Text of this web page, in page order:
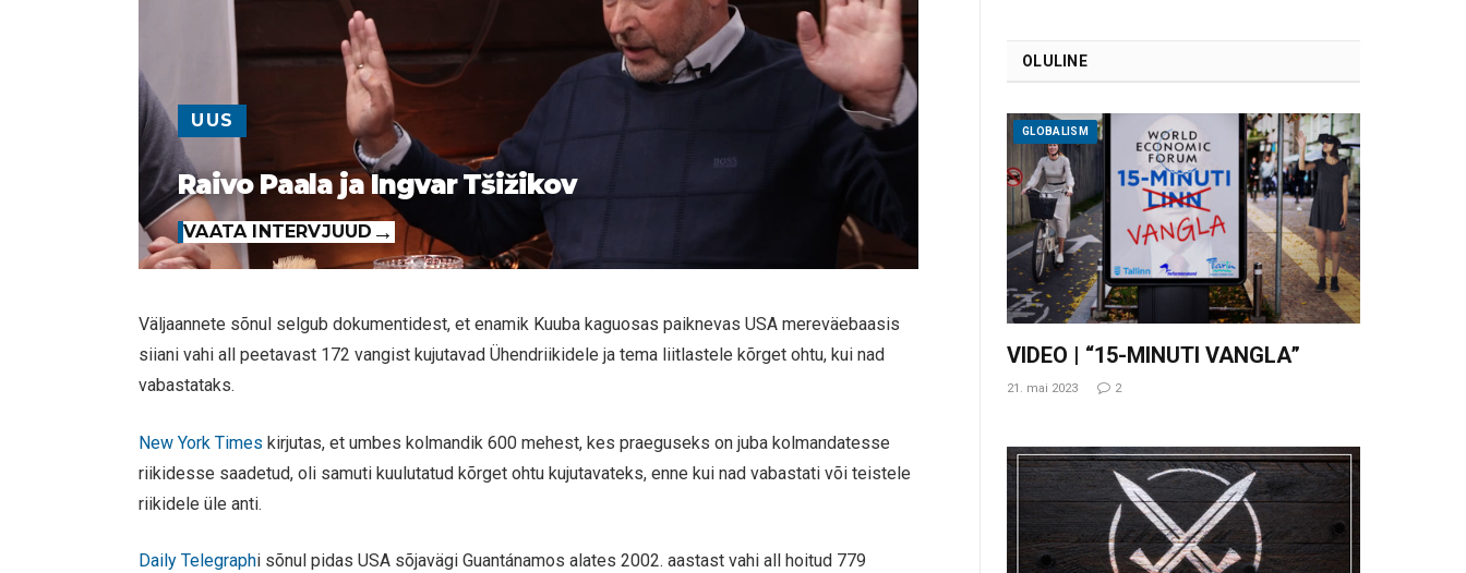
UUS
Raivo Paala ja Ingvar Tšižikov
VAATA INTERVJUUD
Väljaannete sõnul selgub dokumentidest, et enamik Kuuba kaguosas paiknevas USA mereväebaasis
siiani vahi all peetavast 172 vangist kujutavad Ühendriikidele ja tema liitlastele kõrget ohtu, kui nad
vabastataks.
New York Times kirjutas, et umbes kolmandik 600 mehest, kes praeguseks on juba kolmandatesse
riikidesse saadetud, oli samuti kuulutatud kõrget ohtu kujutavateks, enne kui nad vabastati või teistele
riikidele üle anti.
Daily Telegraphi sõnul pidas USA sõjavägi Guantánamos alates 2002. aastast vahi all hoitud 779
OLULINE
GLOBALISM
VIDEO | “15-MINUTI VANGLA”
21. mai 2023 2